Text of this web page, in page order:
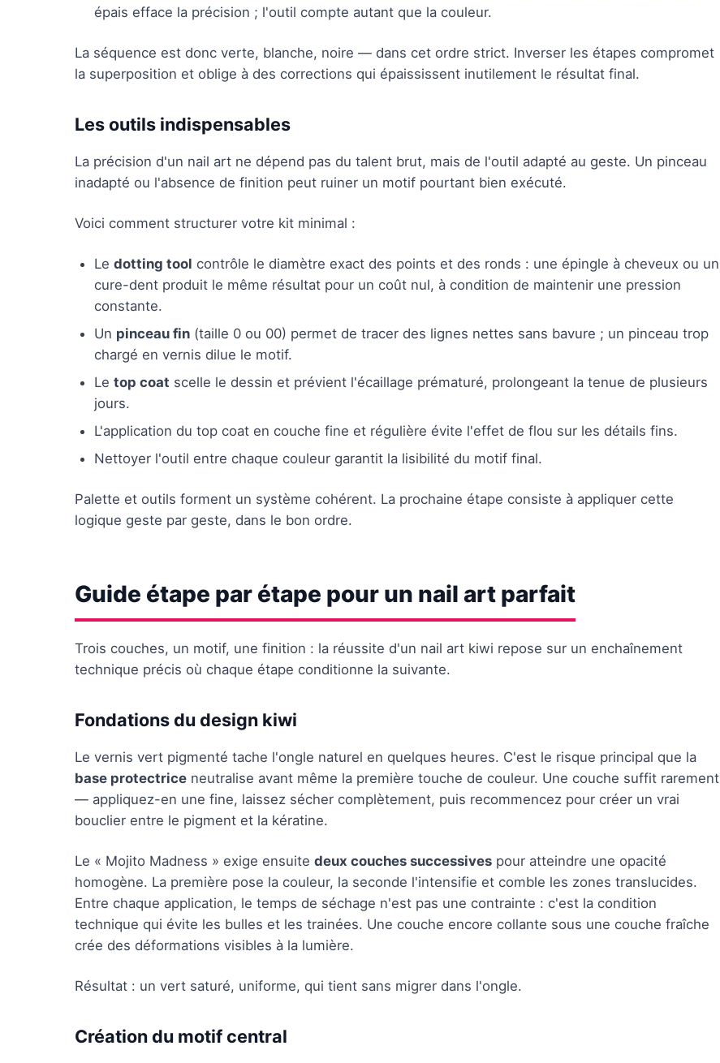
épais efface la précision ; l'outil compte autant que la couleur.
La séquence est donc verte, blanche, noire — dans cet ordre strict. Inverser les étapes compromet
la superposition et oblige à des corrections qui épaississent inutilement le résultat final.
Les outils indispensables
La précision d'un nail art ne dépend pas du talent brut, mais de l'outil adapté au geste. Un pinceau
inadapté ou l'absence de finition peut ruiner un motif pourtant bien exécuté.
Voici comment structurer votre kit minimal :
Le dotting tool contrôle le diamètre exact des points et des ronds : une épingle à cheveux ou un
cure-dent produit le même résultat pour un coût nul, à condition de maintenir une pression
constante.
Un pinceau fin (taille 0 ou 00) permet de tracer des lignes nettes sans bavure ; un pinceau trop
chargé en vernis dilue le motif.
Le top coat scelle le dessin et prévient l'écaillage prématuré, prolongeant la tenue de plusieurs
jours.
L'application du top coat en couche fine et régulière évite l'effet de flou sur les détails fins.
Nettoyer l'outil entre chaque couleur garantit la lisibilité du motif final.
Palette et outils forment un système cohérent. La prochaine étape consiste à appliquer cette
logique geste par geste, dans le bon ordre.
Guide étape par étape pour un nail art parfait
Trois couches, un motif, une finition : la réussite d'un nail art kiwi repose sur un enchaînement
technique précis où chaque étape conditionne la suivante.
Fondations du design kiwi
Le vernis vert pigmenté tache l'ongle naturel en quelques heures. C'est le risque principal que la
base protectrice neutralise avant même la première touche de couleur. Une couche suffit rarement
— appliquez-en une fine, laissez sécher complètement, puis recommencez pour créer un vrai
bouclier entre le pigment et la kératine.
Le « Mojito Madness » exige ensuite deux couches successives pour atteindre une opacité
homogène. La première pose la couleur, la seconde l'intensifie et comble les zones translucides.
Entre chaque application, le temps de séchage n'est pas une contrainte : c'est la condition
technique qui évite les bulles et les trainées. Une couche encore collante sous une couche fraîche
crée des déformations visibles à la lumière.
Résultat : un vert saturé, uniforme, qui tient sans migrer dans l'ongle.
Création du motif central